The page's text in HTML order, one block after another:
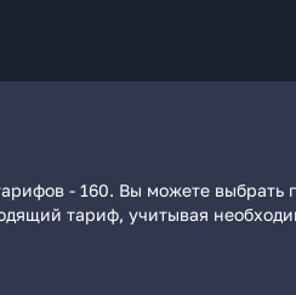
- 160. Вы можете выбрать
тариф, учитывая